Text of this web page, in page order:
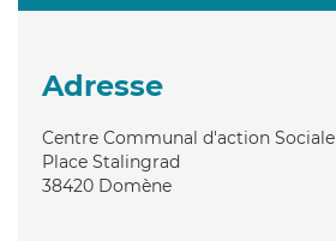
Adresse
Centre Communal d'action Sociale
Place Stalingrad
38420 Domène